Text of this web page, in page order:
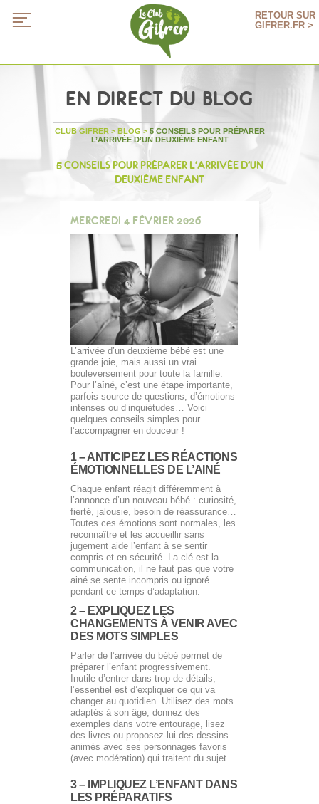
RETOUR SUR
GIFRER.FR >
EN DIRECT DU BLOG
CLUB GIFRER> BLOG > 5 CONSEILS POUR PRÉPARER
L’ARRIVÉE D’UN DEUXIÈME ENFANT
5 CONSEILS POUR PRÉPARER L’ARRIVÉE D’UN
DEUXIÈME ENFANT
MERCREDI 4 FÉVRIER 2026
L’arrivée d’un deuxième bébé est une
grande joie, mais aussi un vrai
bouleversement pour toute la famille.
Pour l’aîné, c’est une étape importante,
parfois source de questions, d’émotions
intenses ou d’inquiétudes… Voici
quelques conseils simples pour
l’accompagner en douceur !
1 – ANTICIPEZ LES RÉACTIONS
ÉMOTIONNELLES DE L’AINÉ
Chaque enfant réagit différemment à
l’annonce d’un nouveau bébé : curiosité,
fierté, jalousie, besoin de réassurance…
Toutes ces émotions sont normales, les
reconnaître et les accueillir sans
jugement aide l’enfant à se sentir
compris et en sécurité. La clé est la
communication, il ne faut pas que votre
ainé se sente incompris ou ignoré
pendant ce temps d’adaptation.
2 – EXPLIQUEZ LES
CHANGEMENTS À VENIR AVEC
DES MOTS SIMPLES
Parler de l’arrivée du bébé permet de
préparer l’enfant progressivement.
Inutile d’entrer dans trop de détails,
l’essentiel est d’expliquer ce qui va
changer au quotidien. Utilisez des mots
adaptés à son âge, donnez des
exemples dans votre entourage, lisez
des livres ou proposez-lui des dessins
animés avec ses personnages favoris
(avec modération) qui traitent du sujet.
3 – IMPLIQUEZ L’ENFANT DANS
LES PRÉPARATIFS